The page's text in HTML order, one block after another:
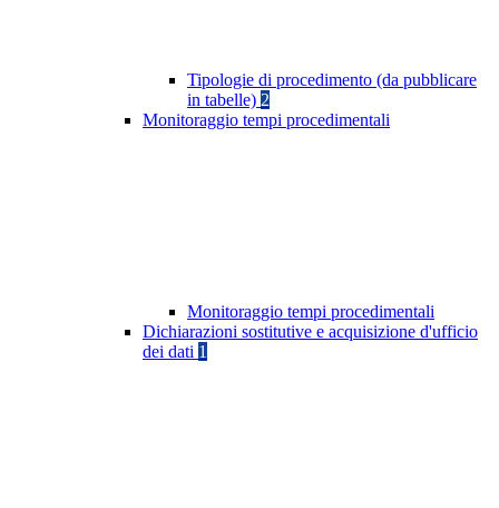
Tipologie di procedimento (da pubblicare
in tabelle) 2
Monitoraggio tempi procedimentali
Monitoraggio tempi procedimentali
Dichiarazioni sostitutive e acquisizione d'ufficio
dei dati 1